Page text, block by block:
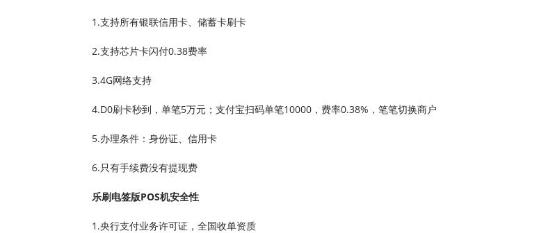
1.支持所有银联信用卡、储蓄卡刷卡
2.支持芯片卡闪付0.38费率
3.4G网络支持
4.D0刷卡秒到，单笔5万元；支付宝扫码单笔10000，费率0.38%，笔笔切换商户
5.办理条件：身份证、信用卡
6.只有手续费没有提现费
乐刷电签版POS机安全性
1.央行支付业务许可证，全国收单资质